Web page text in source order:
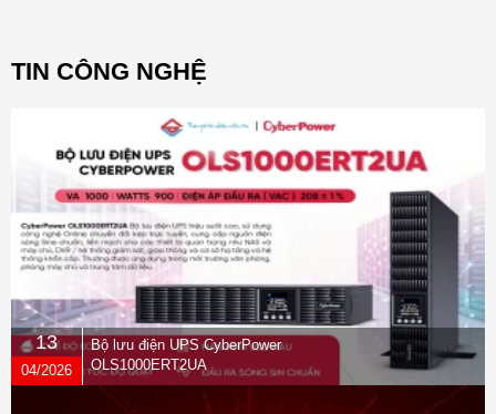
TIN CÔNG NGHỆ
13
04/2026
Bộ lưu điện UPS CyberPower
OLS1000ERT2UA